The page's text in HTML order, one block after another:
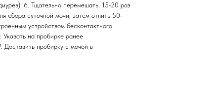
6. Тщательно перемешать, 15-20 раз
сбора суточной мочи, затем отлить 50-
устройством бесконтактного
Указать на пробирке ранее
Доставить пробирку с мочой в